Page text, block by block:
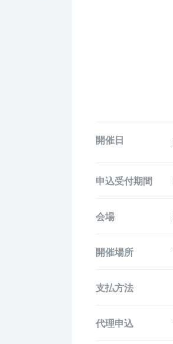
開催日
申込受付期間
会場
開催場所
支払方法
代理申込